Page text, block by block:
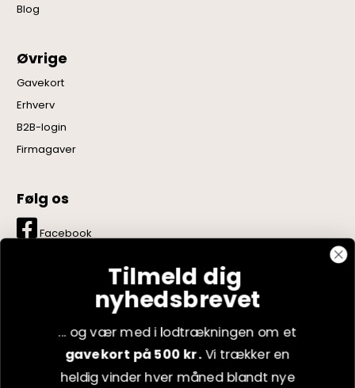
Blog
Øvrige
Gavekort
Erhverv
B2B-login
Firmagaver
Følg os
Facebook
YouTube
Pinterest
Tilmeld dig
nyhedsbrevet
... og vær med i lodtrækningen om et
gavekort på 500 kr.Vi trækker en
heldig vinder hver måned blandt nye